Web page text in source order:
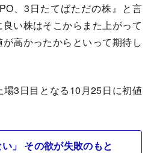
、3日たてばただの株』と言
い株はそこからまた上がって
高かったからといって期待し
3日目となる10月25日に初値
い」 その欲が失敗のもと